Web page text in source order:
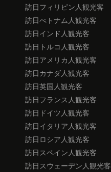
訪日フィリピン人観光客
訪日べトナム人観光客
訪日インド人観光客
訪日トルコ人観光客
訪日アメリカ人観光客
訪日カナダ人観光客
訪日英国人観光客
訪日フランス人観光客
訪日ドイツ人観光客
訪日イタリア人観光客
訪日ロシア人観光客
訪日スペイン人観光客
訪日スウェーデン人観光客